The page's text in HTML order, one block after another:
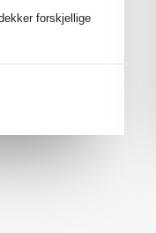
forskjellige